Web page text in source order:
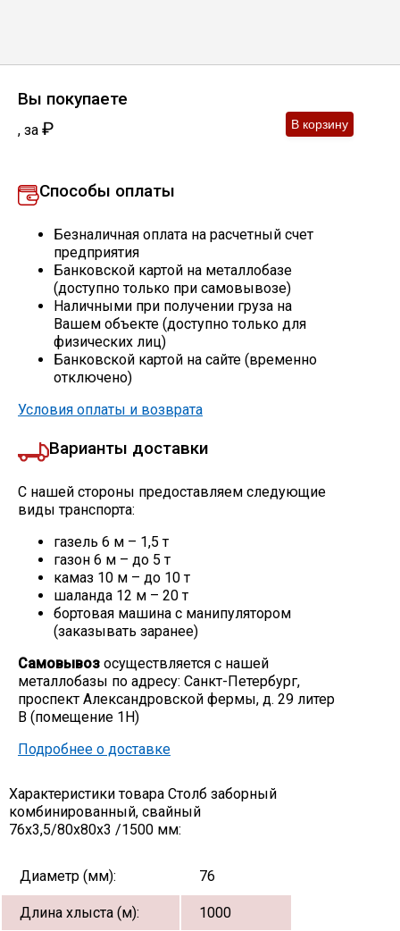
Профлист
Сетка кладочная
Круги абразивные
Электроды
Нержавейка
Алюминиевый прокат
Вы покупаете
, за ₽
Способы оплаты
Безналичная оплата на расчетный счет
предприятия
Банковской картой на металлобазе
(доступно только при самовывозе)
Наличными при получении груза на
Вашем объекте (доступно только для
физических лиц)
Банковской картой на сайте (временно
отключено)
Условия оплаты и возврата
Варианты доставки
С нашей стороны предоставляем следующие
виды транспорта:
газель 6 м – 1,5 т
газон 6 м – до 5 т
камаз 10 м – до 10 т
шаланда 12 м – 20 т
бортовая машина с манипулятором
(заказывать заранее)
Самовывоз осуществляется с нашей
металлобазы по адресу: Санкт-Петербург,
проспект Александровской фермы, д. 29 литер
В (помещение 1Н)
Подробнее о доставке
Характеристики товара Столб заборный
комбинированный, свайный
76х3,5/80х80х3 /1500 мм:
Диаметр (мм): 76
Длина хлыста (м): 1000